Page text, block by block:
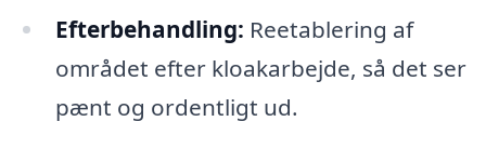
Efterbehandling: Reetablering af
området efter kloakarbejde, så det ser
pænt og ordentligt ud.